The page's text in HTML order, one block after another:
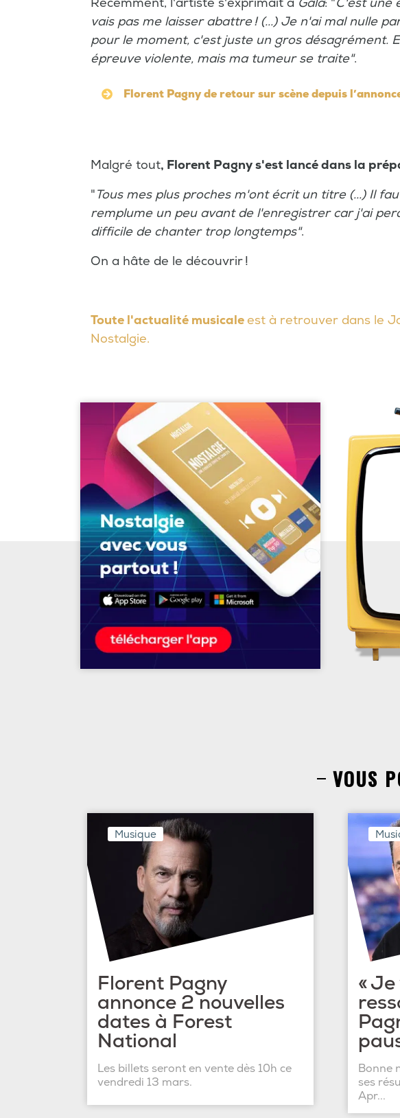
vais pas me laisser abattre ! (...) Je n'ai mal nulle
pour le moment, c'est juste un gros désagrément.
épreuve violente, mais ma tumeur se traite".
Florent Pagny de retour sur scène depuis
Malgré tout, Florent Pagny s'est lancé dans la
"Tous mes plus proches m'ont écrit un titre (...) Il
remplume un peu avant de l'enregistrer car j'ai
difficile de chanter trop longtemps".
On a hâte de le découvrir !
Toute l'actualité musicaleest à retrouver dans le
Nostalgie.
VOUS
Musique
Florent Pagny
annonce 2 nouvelles
dates à Forest
National
Les billets seront en vente dès 10h ce
vendredi 13 mars.
«
Bonne
ses
Apr...